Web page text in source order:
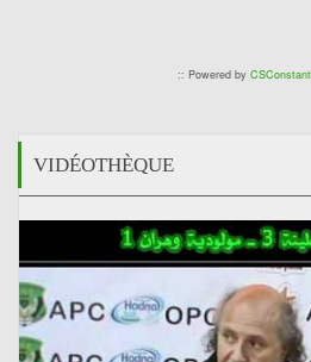
:: Powered by
VIDÉOTHÈQUE